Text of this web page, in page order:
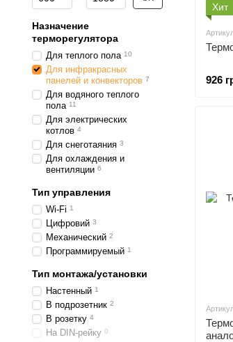
Хит
926
Назначение
терморегулятора
Для теплого пола 10
Для инфракрасных
панелей и конвекторов 7
Для водяного теплого
пола 11
Для электрических
котлов 4
Для снеготаяния 3
Для охлаждения и
вентиляции 6
Тип управления
Wi-Fi 1
Цифровий 3
Механический 2
Программируемый 1
Тип монтажа/установки
Настенный 1
В подрозетник 2
В розетку 4
На DIN-рейку 0